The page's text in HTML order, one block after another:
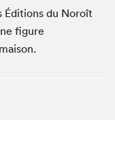
Éditions du Noroît
figure